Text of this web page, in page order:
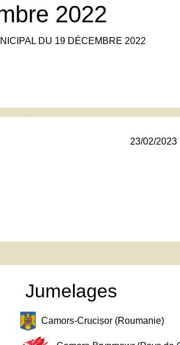
2022
DU 19 DÉCEMBRE 2022
23/02/2023
Jumelages
Camors-Crucișor (Roumanie)